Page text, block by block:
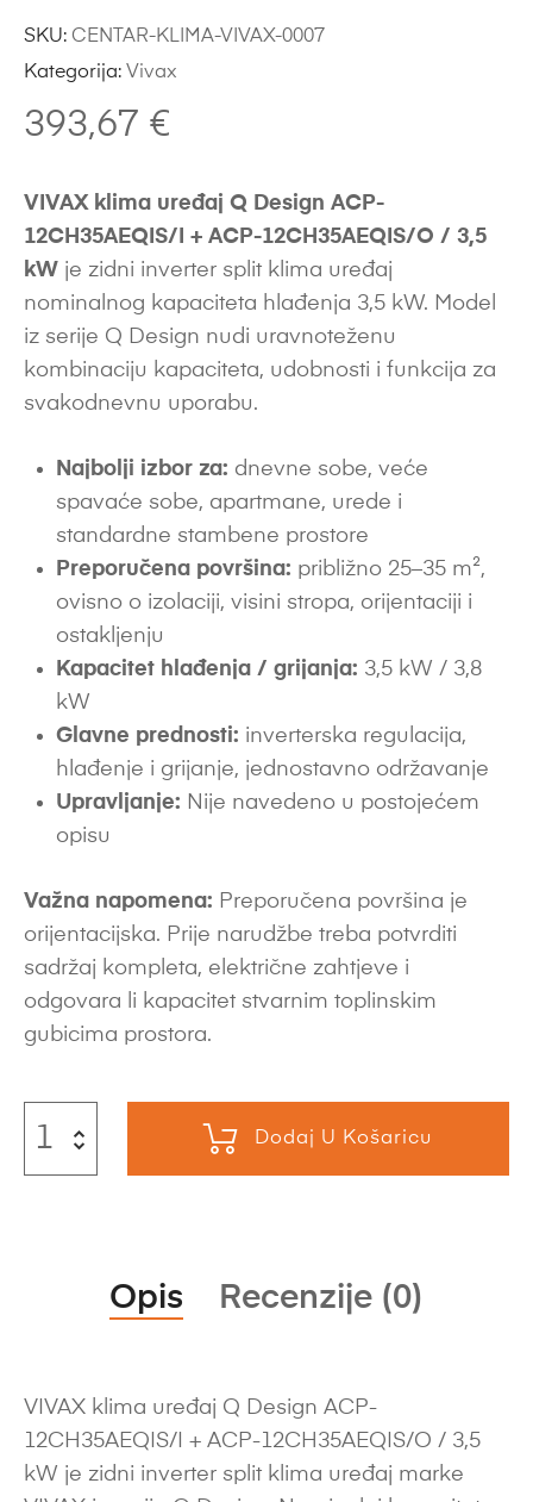
393,67 €
VIVAX klima uređaj Q Design ACP-
12CH35AEQIS/I + ACP-12CH35AEQIS/O / 3,5
kW je zidni inverter split klima uređaj
nominalnog kapaciteta hlađenja 3,5 kW. Model
iz serije Q Design nudi uravnoteženu
kombinaciju kapaciteta, udobnosti i funkcija za
svakodnevnu uporabu.
Najbolji izbor za: dnevne sobe, veće
spavaće sobe, apartmane, urede i
standardne stambene prostore
Preporučena površina: približno 25–35 m²,
ovisno o izolaciji, visini stropa, orijentaciji i
ostakljenju
Kapacitet hlađenja / grijanja: 3,5 kW / 3,8
kW
Glavne prednosti: inverterska regulacija,
hlađenje i grijanje, jednostavno održavanje
Upravljanje: Nije navedeno u postojećem
opisu
Važna napomena: Preporučena površina je
orijentacijska. Prije narudžbe treba potvrditi
sadržaj kompleta, električne zahtjeve i
odgovara li kapacitet stvarnim toplinskim
gubicima prostora.
Dodaj U Košaricu
SKU: CENTAR-KLIMA-VIVAX-0007
Kategorija: Vivax
Opis Recenzije (0)
VIVAX klima uređaj Q Design ACP-
12CH35AEQIS/I + ACP-12CH35AEQIS/O / 3,5
kW je zidni inverter split klima uređaj marke